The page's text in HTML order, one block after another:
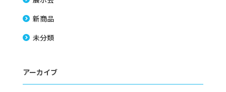
新商品
未分類
アーカイブ